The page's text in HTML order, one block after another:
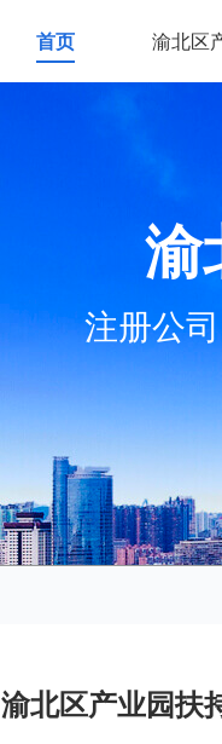
首页 渝北区
渝
注册公
渝北区产业园扶